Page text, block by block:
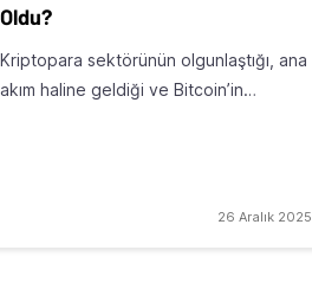
Oldu?
Kriptopara sektörünün olgunlaştığı, ana
akım haline geldiği ve Bitcoin’in…
26 Aralık 2025